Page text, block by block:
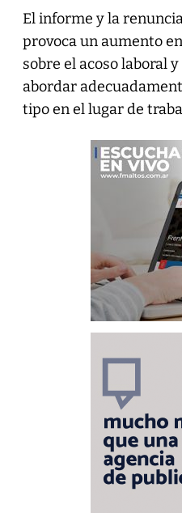
El informe y la
provoca un aumento
sobre el acoso laboral
abordar
tipo en el lugar de